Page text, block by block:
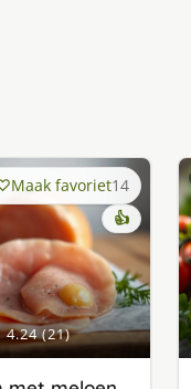
4.24 (21)
Maak favoriet14
👍